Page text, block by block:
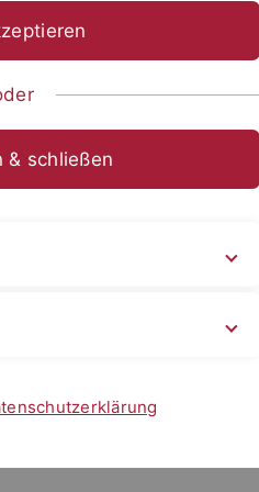
Altertums- und
& schließen